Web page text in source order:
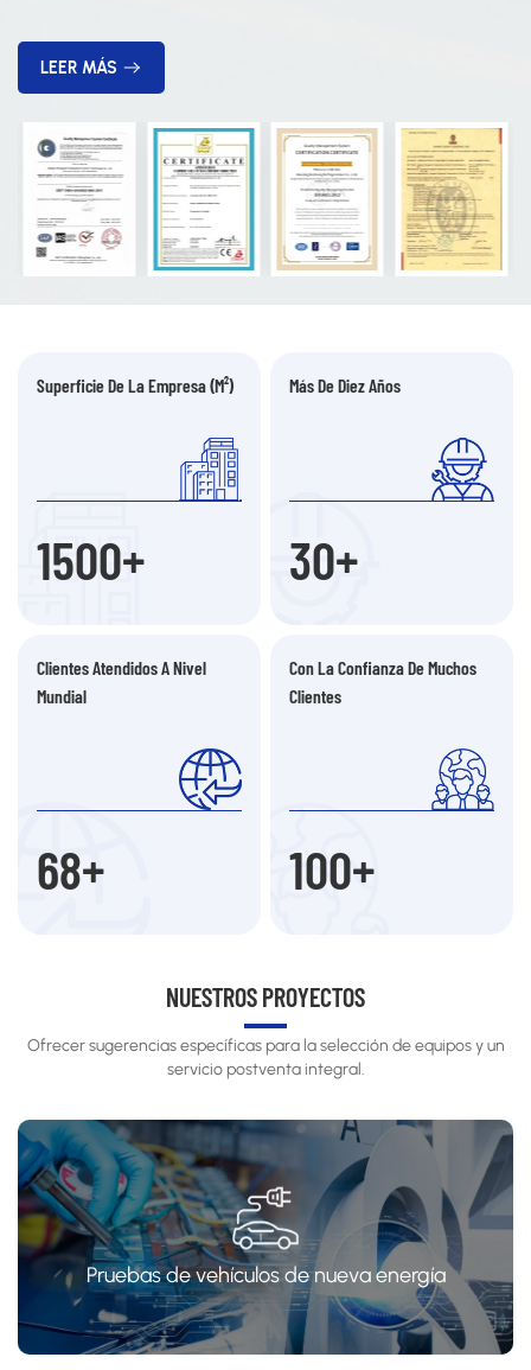
LEER MÁS
Superficie De La Empresa (m²)
1500+
Más De Diez Años
30+
Clientes Atendidos A Nivel
Mundial
68+
Con La Confianza De Muchos
Clientes
100+
NUESTROS PROYECTOS
Ofrecer sugerencias específicas para la selección de equipos y un
servicio postventa integral.
Pruebas de vehículos de nueva energía